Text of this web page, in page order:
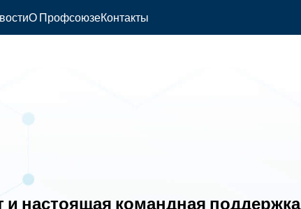
О ПрофсоюзеКонтакты
настоящая командная поддержка